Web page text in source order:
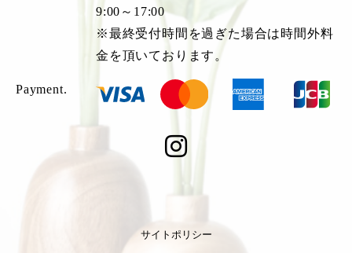
9:00～17:00
※最終受付時間を過ぎた場合は時間外料
金を頂いております。
Payment.
サイトポリシー